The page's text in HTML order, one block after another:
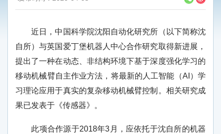
近日，中国科学院沈阳自动化研究所（以下简称沈
自所）与英国爱丁堡机器人中心合作研究取得新进展，
提出了一种在动态、非结构环境下基于深度强化学习的
移动机械臂自主作业方法，将最新的人工智能（AI）学
习理论应用于真实的复杂移动机械臂控制。相关研究成
果已发表于《传感器》。
此项合作源于2018年3月，应依托于沈自所的机器